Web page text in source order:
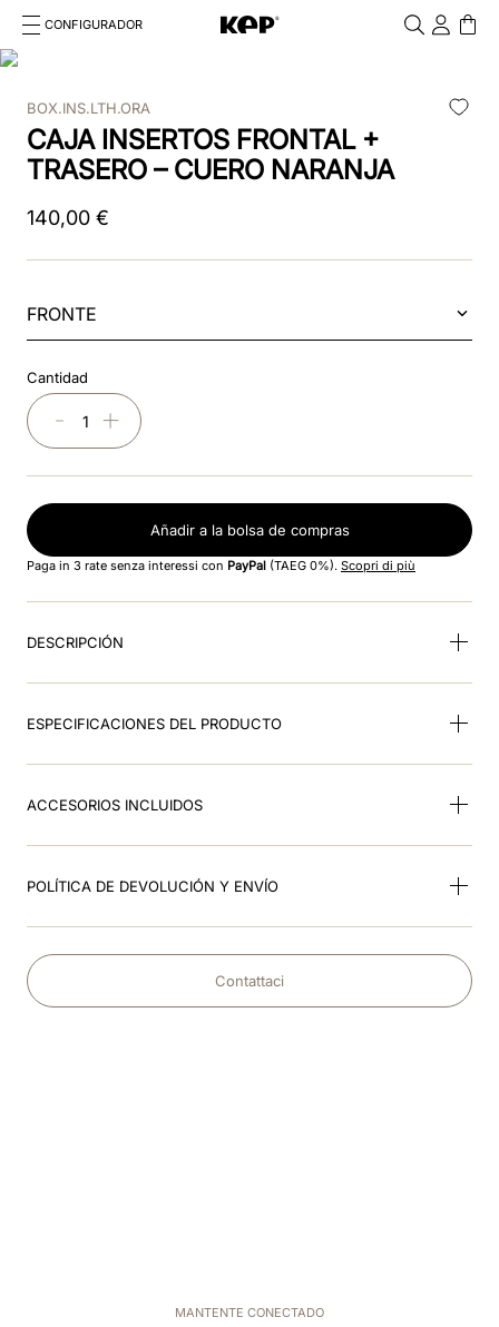
CONFIGURADOR
Cosa stai cercando?
1.casco
2.chromo 2 0
3.frontale
4.black
6.
7.rosa
8.casco kep smart nova polish
BOX.INS.LTH.ORA
CAJA INSERTOS FRONTAL +
TRASERO – CUERO NARANJA
140,00 €
FRONTE
Cantidad
＋
－
Añadir a la bolsa de compras
Paga in 3 rate senza interessi con PayPal (TAEG 0%). Scopri di più
DESCRIPCIÓN
ESPECIFICACIONES DEL PRODUCTO
ACCESORIOS INCLUIDOS
POLÍTICA DE DEVOLUCIÓN Y ENVÍO
Contattaci
MANTENTE CONECTADO